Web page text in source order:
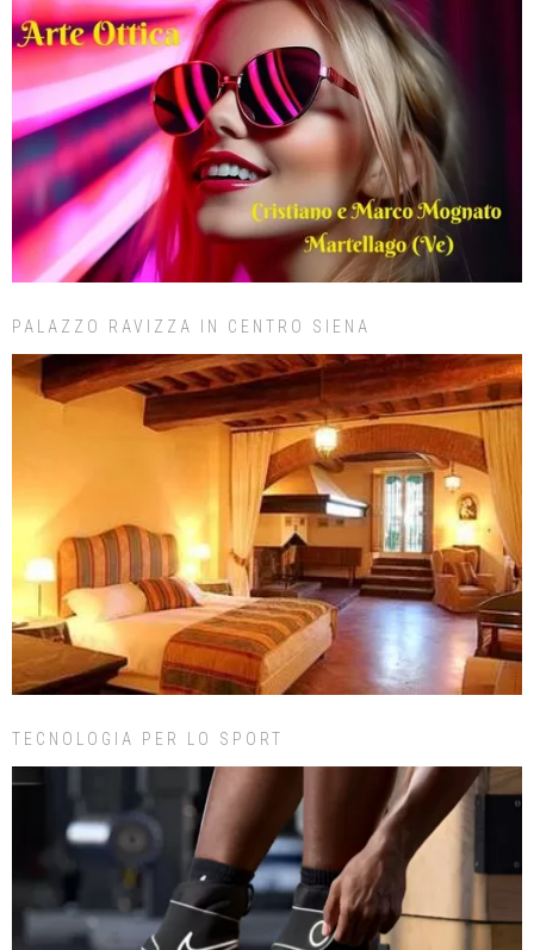
PALAZZO RAVIZZA IN CENTRO SIENA
TECNOLOGIA PER LO SPORT